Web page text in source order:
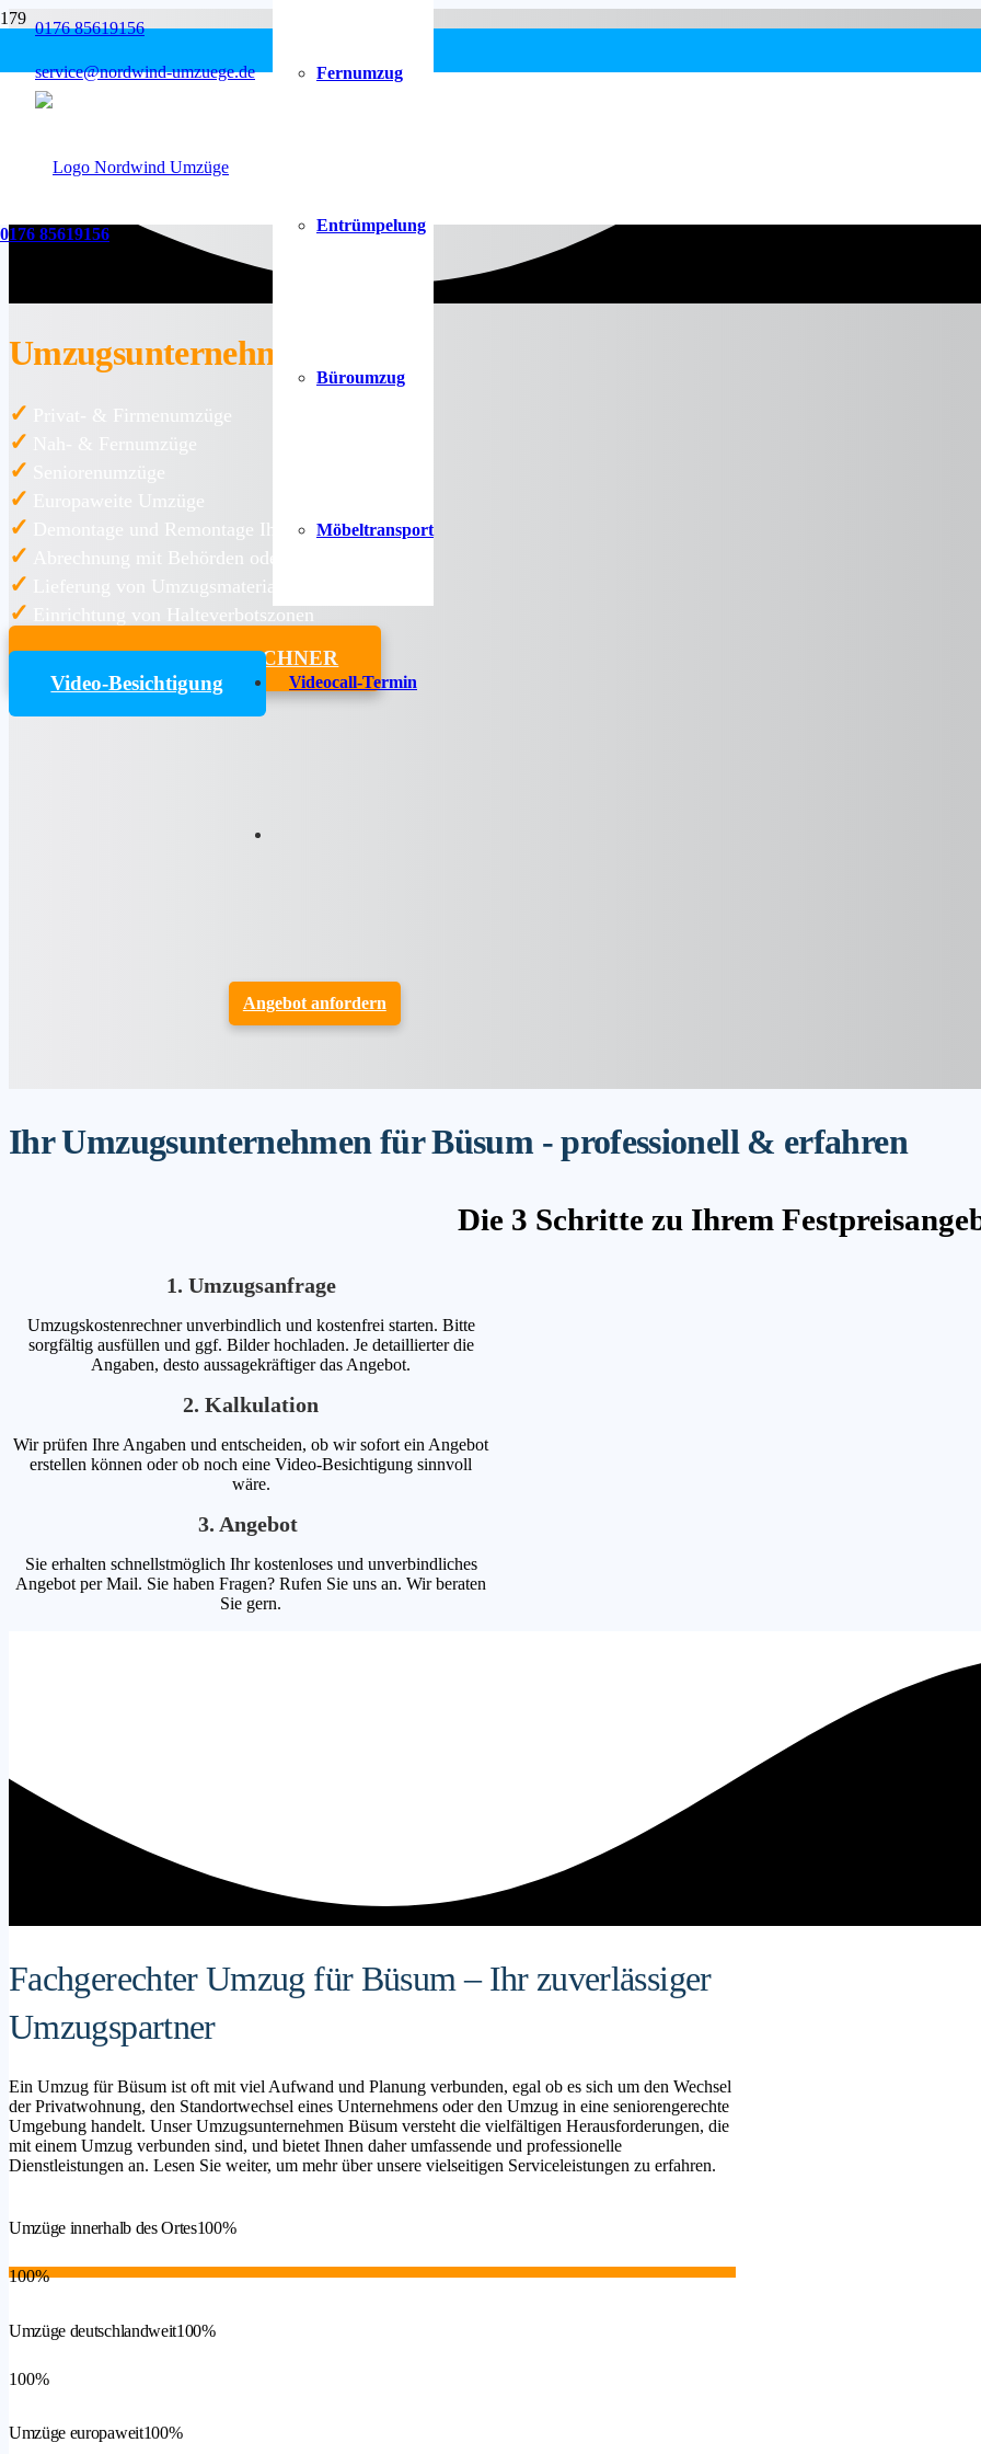
0176 85619156
service@nordwind-umzuege.de Fernumzug
Entrümpelung
Büroumzug
Möbeltransport
Videocall-Termin
Angebot anfordern
0176 85619156
Umzugsunternehmen
✓ Privat- & Firmenumzüge
✓ Nah- & Fernumzüge
✓ Seniorenumzüge
✓ Europaweite Umzüge
✓ Demontage und Remontage Ihrer Möbel
✓ Abrechnung mit Behörden oder Arbeitgeber
✓ Lieferung von Umzugsmaterialien
✓ Einrichtung von Halteverbotszonen
UMZUGSKOSTENRECHNER
Video-Besichtigung
Ihr Umzugsunternehmen für Büsum - professionell & erfahren
Die 3 Schritte zu Ihrem
1. Umzugsanfrage
Umzugskostenrechner unverbindlich und kostenfrei starten. Bitte
sorgfältig ausfüllen und ggf. Bilder hochladen. Je detaillierter die
Angaben, desto aussagekräftiger das Angebot.
2. Kalkulation
Wir prüfen Ihre Angaben und entscheiden, ob wir sofort ein Angebot
erstellen können oder ob noch eine Video-Besichtigung sinnvoll
wäre.
3. Angebot
Sie erhalten schnellstmöglich Ihr kostenloses und unverbindliches
Angebot per Mail. Sie haben Fragen? Rufen Sie uns an. Wir beraten
Sie gern.
Fachgerechter Umzug für Büsum – Ihr zuverlässiger
Umzugspartner
Ein Umzug für Büsum ist oft mit viel Aufwand und Planung verbunden, egal ob es sich um den Wechsel
der Privatwohnung, den Standortwechsel eines Unternehmens oder den Umzug in eine seniorengerechte
Umgebung handelt. Unser Umzugsunternehmen Büsum versteht die vielfältigen Herausforderungen, die
mit einem Umzug verbunden sind, und bietet Ihnen daher umfassende und professionelle
Dienstleistungen an. Lesen Sie weiter, um mehr über unsere vielseitigen Serviceleistungen zu erfahren.
Umzüge innerhalb des Ortes100%
100%
Umzüge deutschlandweit100%
100%
Umzüge europaweit100%